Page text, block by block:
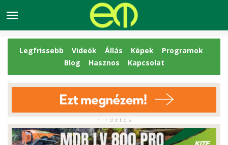
Legfrissebb Videók Állás Képek
Programok
Blog
Hasznos Kapcsolat
h i r d e t é s